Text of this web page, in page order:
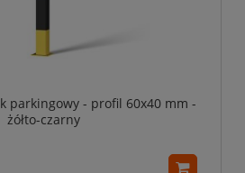
parkingowy - profil 60x40 mm -
żółto-czarny